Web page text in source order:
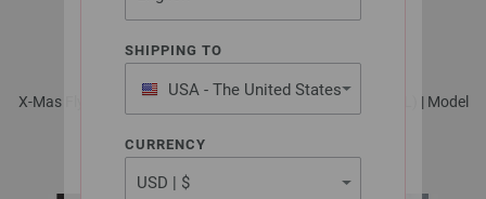
SHIPPING TO
USA - The United States
of America
CURRENCY
LUREX)
X-Mas Flyer 2024 - Tijdschrift (DE) + Breibeschrijvingen (NL) | Model